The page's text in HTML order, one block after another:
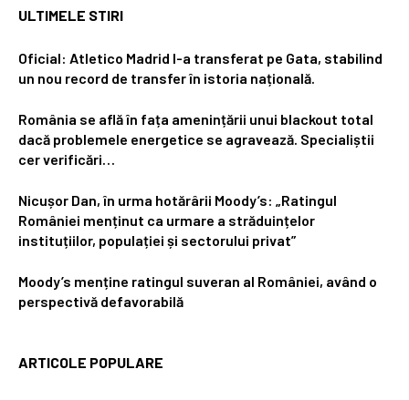
ULTIMELE STIRI
Oficial: Atletico Madrid l-a transferat pe Gata, stabilind
un nou record de transfer în istoria națională.
România se află în fața amenințării unui blackout total
dacă problemele energetice se agravează. Specialiștii
cer verificări…
Nicușor Dan, în urma hotărârii Moody’s: „Ratingul
României menținut ca urmare a străduințelor
instituțiilor, populației și sectorului privat”
Moody’s menține ratingul suveran al României, având o
perspectivă defavorabilă
ARTICOLE POPULARE